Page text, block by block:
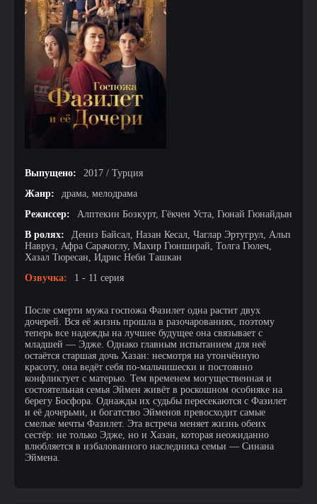
Выпущено:
2017 / Турция
Жанр:
драма, мелодрама
Режиссер:
Алптекин Бозкурт, Гёкчен Уста, Гюнай Гюнайдын
В ролях:
Дениз Байсал, Назан Кесал, Чаглар Эртугрул, Альп
Навруз, Афра Сарачоглу, Махир Гюнширай, Толга Гюлеч,
Хазал Тюресан, Идрис Неби Ташкан
Озвучка:
1 - 11 серия
После смерти мужа госпожа Фазилет одна растит двух
дочерей. Вся её жизнь прошла в разочарованиях, поэтому
теперь все надежды на лучшее будущее она связывает с
младшей — Эдже. Однако главным испытанием для неё
остаётся старшая дочь Хазан: несмотря на утончённую
красоту, она ведёт себя по-мальчишески и постоянно
конфликтует с матерью. Тем временем могущественная и
состоятельная семья Эймен живёт в роскошном особняке на
берегу Босфора. Однажды их судьбы пересекаются с Фазилет
и её дочерьми, и богатство Эйменов превосходит самые
смелые мечты Фазилет. Эта встреча меняет жизнь обеих
сестёр: не только Эдже, но и Хазан, которая неожиданно
влюбляется в избалованного наследника семьи — Синана
Эймена.